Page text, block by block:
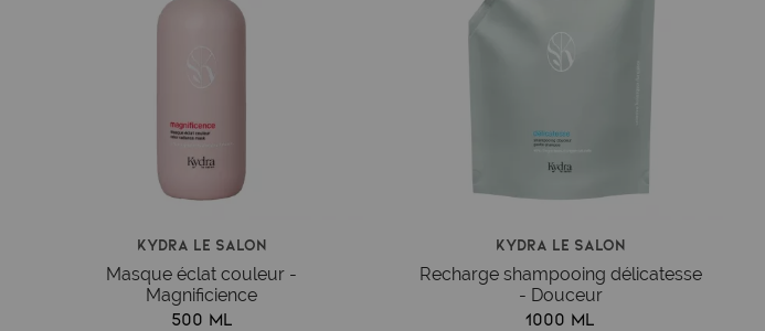
Kydra le salon
Masque éclat couleur -
Magnificience
500 ml
Kydra le salon
Recharge shampooing délicatesse
- Douceur
1000 ml